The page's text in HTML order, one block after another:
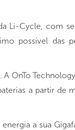
Li-Cycle, com
possível das
OnTo
a partir de
a sua